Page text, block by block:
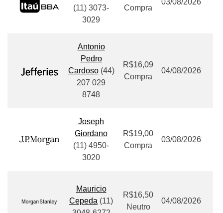
(11) 3073-
3029
Compra
03/08/2026
Antonio
Pedro
Cardoso(44)
207 029
8748
R$16,09
Compra
04/08/2026
Joseph
Giordano
(11) 4950-
3020
R$19,00
Compra
03/08/2026
Mauricio
Cepeda (11)
R$16,50
Neutro
04/08/2026